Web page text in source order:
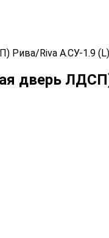
Riva А.СУ-1.9
дверь